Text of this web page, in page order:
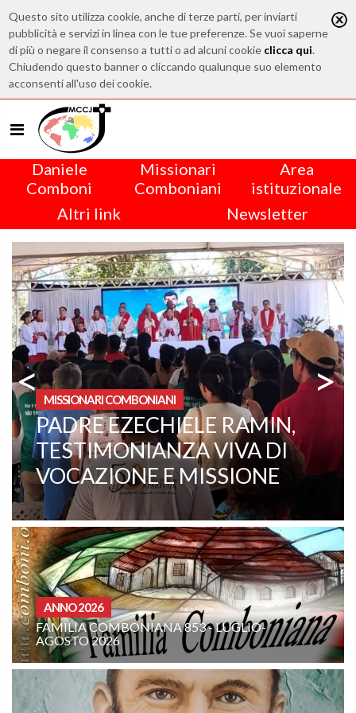
Questo sito utilizza cookie, anche di terze parti, per inviarti
pubblicità e servizi in linea con le tue preferenze. Se vuoi saperne
di più o negare il consenso a tutti o ad alcuni cookie clicca qui.
Chiudendo questo banner o cliccando qualunque suo elemento
acconsenti all'uso dei cookie.
Daniele
Comboni
Missionari
Comboniani
Area
istituzionale
Altri link
Newsletter
< MISSIONARI COMBONIANI
FATHER ANTONIO LA
BRACA CELEBRATES THE
60TH ANNIVERSARY OF HIS
PRIESTLY ORDINATION
>
853 - LUGLIO-
CURIA - (NOTIZIE-
INTENZIONE DI
COMBONIANA: